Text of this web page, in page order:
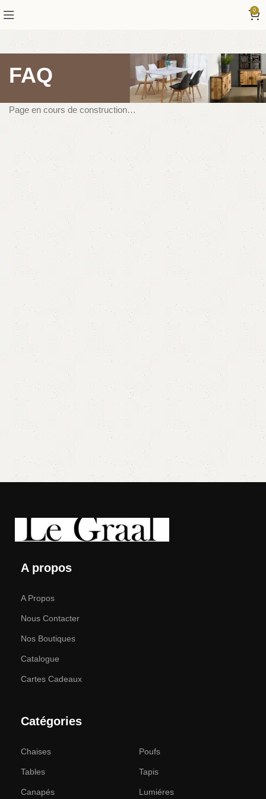
0
FAQ
Page en cours de construction…
A propos
A Propos
Nous Contacter
Nos Boutiques
Catalogue
Cartes Cadeaux
Catégories
Chaises
Tables
Canapés
Poufs
Tapis
Lumiéres